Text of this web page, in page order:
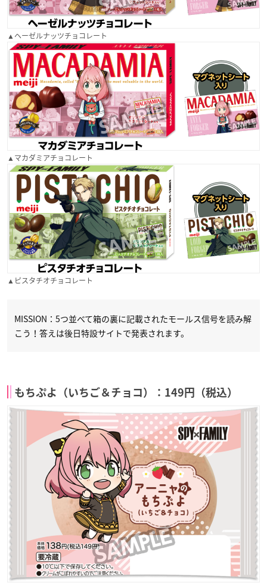
▲ヘーゼルナッツチョコレート
▲マカダミアチョコレート
▲ピスタチオチョコレート
MISSION：5つ並べて箱の裏に記載されたモールス信号を読み解
こう！答えは後日特設サイトで発表されます。
もちぷよ（いちご＆チョコ）：149円（税込）